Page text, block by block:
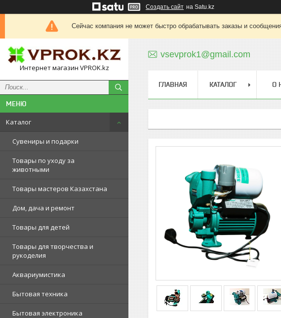
Создать сайт на Satu.kz
Сейчас компания не может быстро обрабатывать заказы и
Интернет магазин VPROK.kz
Каталог
Сувениры и подарки
Товары по уходу за
животными
Товары мастеров Казахстана
Дом, дача и ремонт
Товары для детей
Товары для творчества и
рукоделия
Аквариумистика
Бытовая техника
Бытовая электроника
vsevprok1@gmail.com
ГЛАВНАЯ КАТАЛОГ О